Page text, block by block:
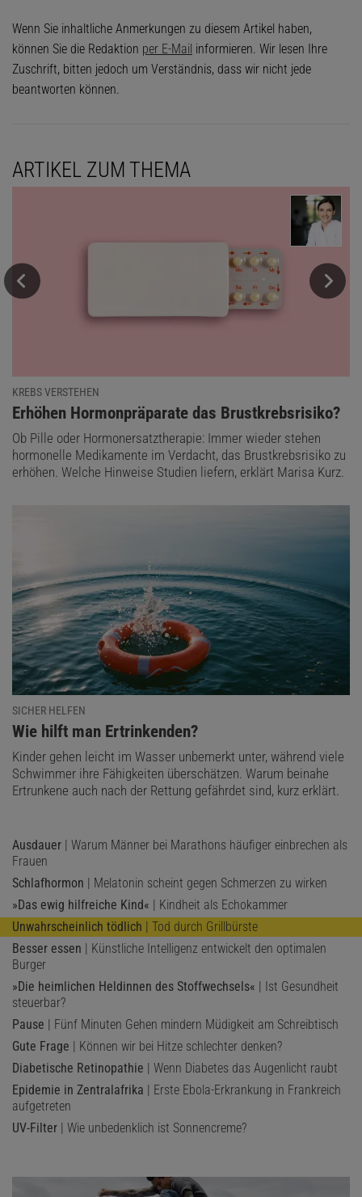
Wenn Sie inhaltliche Anmerkungen zu diesem Artikel haben,
können Sie die Redaktion per E-Mail informieren. Wir lesen Ihre
Zuschrift, bitten jedoch um Verständnis, dass wir nicht jede
beantworten können.
ARTIKEL ZUM THEMA
KREBS VERSTEHEN
:
Erhöhen Hormonpräparate das Brustkrebsrisiko?
Ob Pille oder Hormonersatztherapie: Immer wieder stehen
hormonelle Medikamente im Verdacht, das Brustkrebsrisiko zu
erhöhen. Welche Hinweise Studien liefern, erklärt Marisa Kurz.
SICHER HELFEN
:
Wie hilft man Ertrinkenden?
Kinder gehen leicht im Wasser unbemerkt unter, während viele
Schwimmer ihre Fähigkeiten überschätzen. Warum beinahe
Ertrunkene auch nach der Rettung gefährdet sind, kurz erklärt.
Ausdauer | Warum Männer bei Marathons häufiger einbrechen als
Frauen
Schlafhormon | Melatonin scheint gegen Schmerzen zu wirken
»Das ewig hilfreiche Kind« | Kindheit als Echokammer
Unwahrscheinlich tödlich | Tod durch Grillbürste
Besser essen | Künstliche Intelligenz entwickelt den optimalen
Burger
»Die heimlichen Heldinnen des Stoffwechsels« | Ist Gesundheit
steuerbar?
Pause | Fünf Minuten Gehen mindern Müdigkeit am Schreibtisch
Gute Frage | Können wir bei Hitze schlechter denken?
Diabetische Retinopathie | Wenn Diabetes das Augenlicht raubt
Epidemie in Zentralafrika | Erste Ebola-Erkrankung in Frankreich
aufgetreten
UV-Filter | Wie unbedenklich ist Sonnencreme?